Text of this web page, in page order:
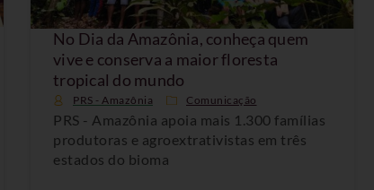
No Dia da Amazônia, conheça quem
vive e conserva a maior floresta
tropical do mundo
PRS - Amazônia Comunicação
PRS - Amazônia apoia mais 1.300 famílias
produtoras e agroextrativistas em três
estados do bioma